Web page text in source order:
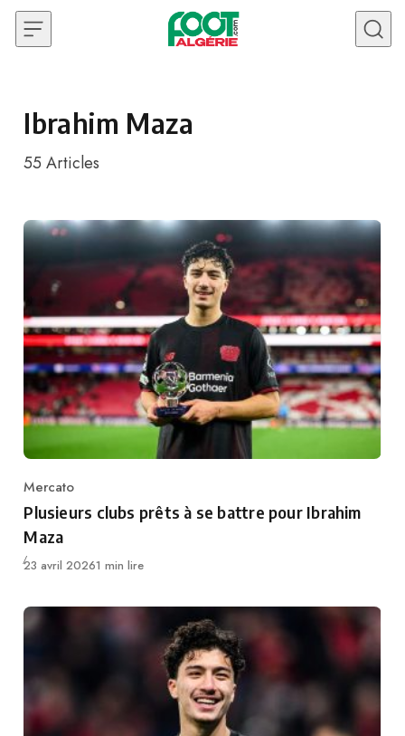
Skip to content
Ibrahim Maza
55Articles
Category
Mercato
Plusieurs clubs prêts à se battre pour Ibrahim
Maza
Publié
23 avril 20261 min lire